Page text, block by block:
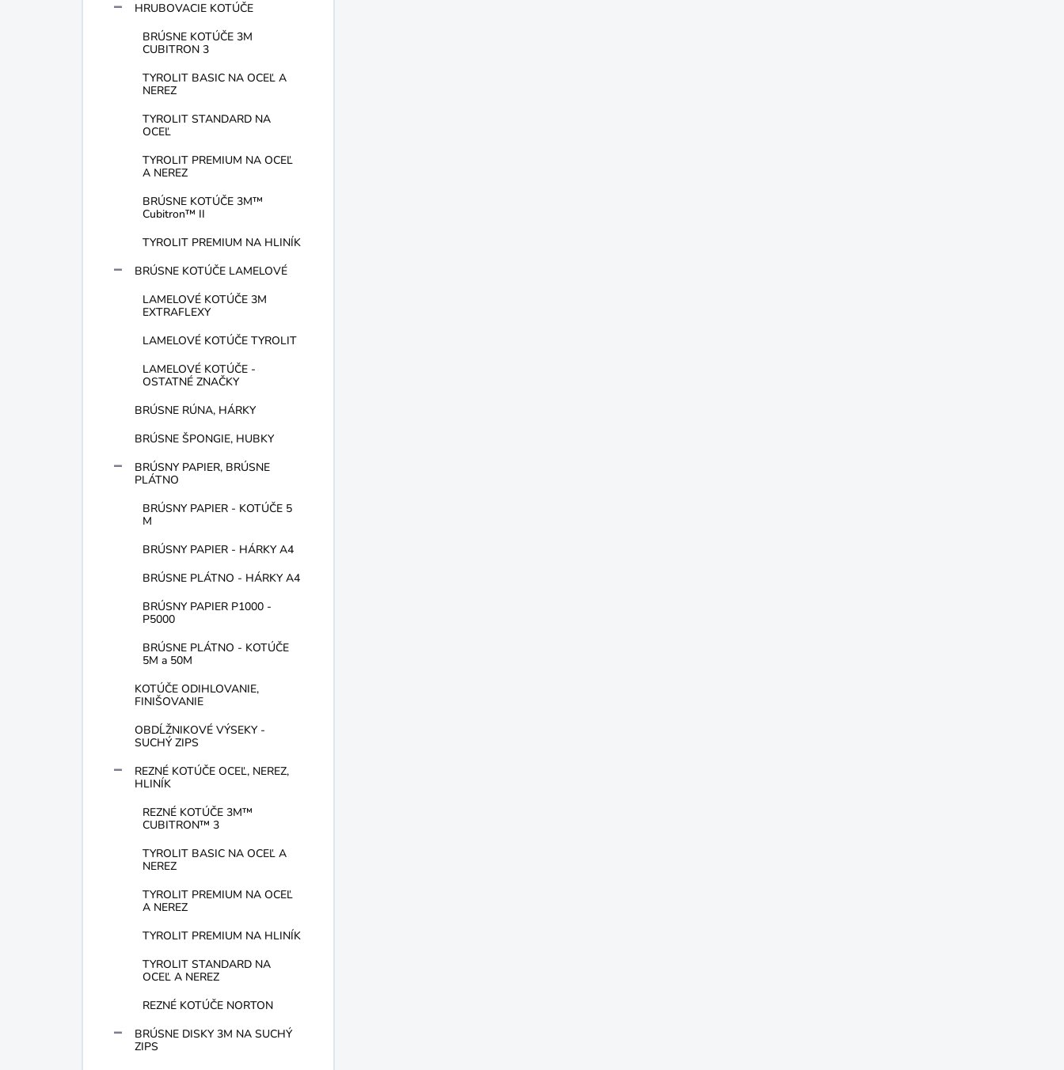
HRUBOVACIE KOTÚČE
BRÚSNE KOTÚČE 3M
CUBITRON 3
TYROLIT BASIC NA OCEĽ A
NEREZ
TYROLIT STANDARD NA
OCEĽ
TYROLIT PREMIUM NA OCEĽ
A NEREZ
BRÚSNE KOTÚČE 3M™
Cubitron™ II
TYROLIT PREMIUM NA HLINÍK
BRÚSNE KOTÚČE LAMELOVÉ
LAMELOVÉ KOTÚČE 3M
EXTRAFLEXY
LAMELOVÉ KOTÚČE TYROLIT
LAMELOVÉ KOTÚČE -
OSTATNÉ ZNAČKY
BRÚSNE RÚNA, HÁRKY
BRÚSNE ŠPONGIE, HUBKY
BRÚSNY PAPIER, BRÚSNE
PLÁTNO
BRÚSNY PAPIER - KOTÚČE 5
M
BRÚSNY PAPIER - HÁRKY A4
BRÚSNE PLÁTNO - HÁRKY A4
BRÚSNY PAPIER P1000 -
P5000
BRÚSNE PLÁTNO - KOTÚČE
5M a 50M
KOTÚČE ODIHLOVANIE,
FINIŠOVANIE
OBDĹŽNIKOVÉ VÝSEKY -
SUCHÝ ZIPS
REZNÉ KOTÚČE OCEĽ, NEREZ,
HLINÍK
REZNÉ KOTÚČE 3M™
CUBITRON™ 3
TYROLIT BASIC NA OCEĽ A
NEREZ
TYROLIT PREMIUM NA OCEĽ
A NEREZ
TYROLIT PREMIUM NA HLINÍK
TYROLIT STANDARD NA
OCEĽ A NEREZ
REZNÉ KOTÚČE NORTON
BRÚSNE DISKY 3M NA SUCHÝ
ZIPS